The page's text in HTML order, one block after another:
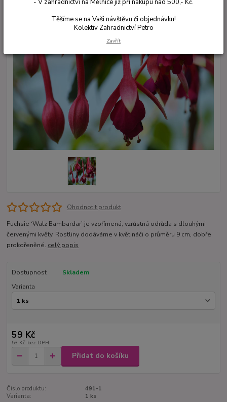
Ohodnotit produkt
Fuchsie ‘Walz Bambardar’ je vzpřímená, vzrůstná odrůda s dlouhými
červenými květy. Rostliny dodáváme v květináči o průměru 9 cm, dobře
prokořeněné. celý popis
Dostupnost
Skladem
Varianta
59 Kč
53 Kč bez DPH
Přidat do košíku
Číslo produktu:
491-1
Varianta:
1 ks
- V zahradnictví na Mělníce již při nákupu nad 500,- Kč.
Těšíme se na Vaši návštěvu či objednávku!
Kolektiv Zahradnictví Petro
Zavřít